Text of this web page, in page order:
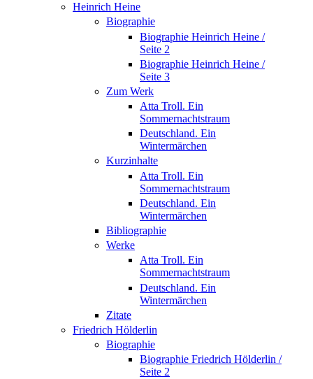
Heinrich Heine
Biographie
Biographie Heinrich Heine /
Seite 2
Biographie Heinrich Heine /
Seite 3
Zum Werk
Atta Troll. Ein
Sommernachtstraum
Deutschland. Ein
Wintermärchen
Kurzinhalte
Atta Troll. Ein
Sommernachtstraum
Deutschland. Ein
Wintermärchen
Bibliographie
Werke
Atta Troll. Ein
Sommernachtstraum
Deutschland. Ein
Wintermärchen
Zitate
Friedrich Hölderlin
Biographie
Biographie Friedrich Hölderlin /
Seite 2